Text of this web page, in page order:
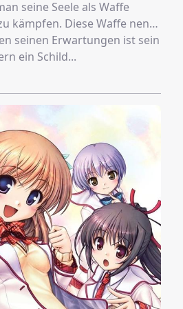
seine Seele als Waffe
kämpfen. Diese Waffe nennt
seinen Erwartungen ist sein
ein Schild...